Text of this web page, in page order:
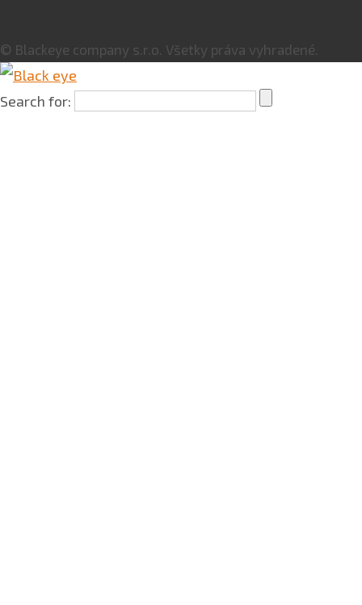
© Blackeye company s.r.o. Všetky práva vyhradené.
Search for: